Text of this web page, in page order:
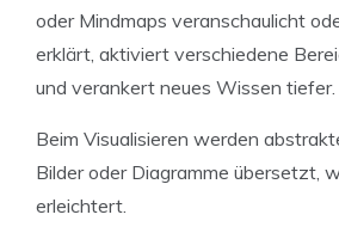
oder Mindmaps veranschaulicht
erklärt, aktiviert verschiedene
und verankert neues Wissen tiefer.
Beim Visualisieren werden
Bilder oder Diagramme übersetzt,
erleichtert.